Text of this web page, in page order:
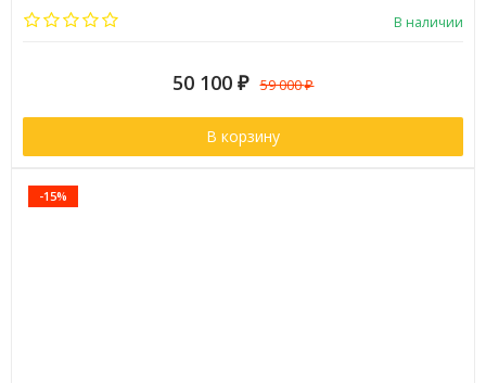
В наличии
50 100 ₽ 59 000₽
В корзину
-15%